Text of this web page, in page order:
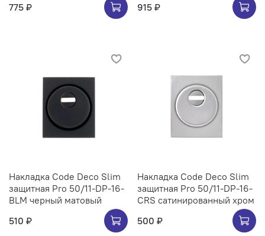
775 ₽
915 ₽
Накладка Code Deco Slim
защитная Pro 50/11-DP-16-
BLM черный матовый
510 ₽
Накладка Code Deco Slim
защитная Pro 50/11-DP-16-
CRS сатинированный хром
500 ₽